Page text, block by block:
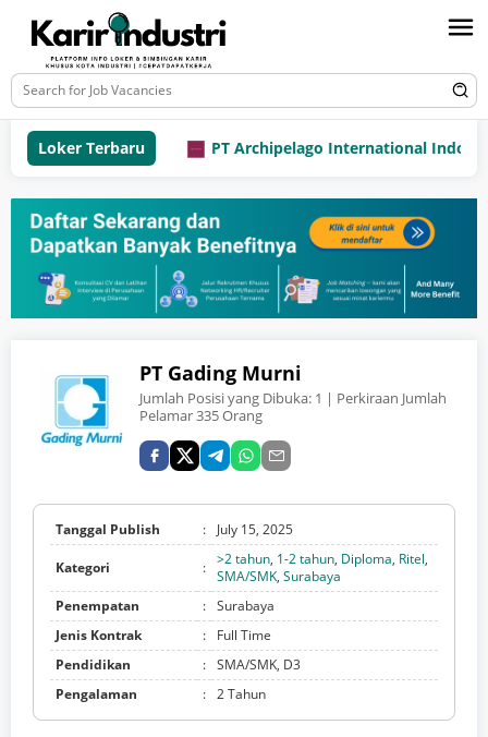
Loker Terbaru PT Archipelago International
PT Gading Murni
Jumlah Posisi yang Dibuka: 1 | Perkiraan Jumlah
Pelamar 335 Orang
Tanggal Publish : July 15, 2025
Kategori : >2 tahun, 1-2 tahun, Diploma, Ritel,
SMA/SMK, Surabaya
Penempatan
: Surabaya
Jenis Kontrak
:
Full Time
Pendidikan
: SMA/SMK, D3
Pengalaman
: 2 Tahun